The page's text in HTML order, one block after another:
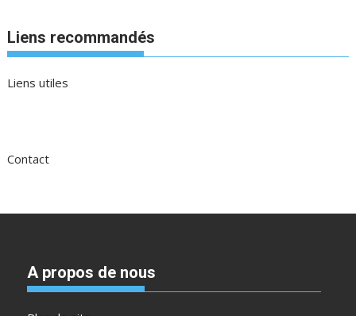
Liens recommandés
Liens utiles
Contact
A propos de nous